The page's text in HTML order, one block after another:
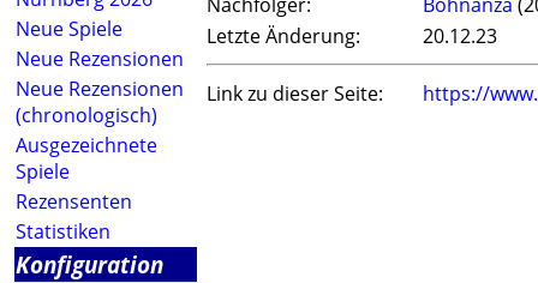
Neue Spiele
Neue Rezensionen
Neue Rezensionen
(chronologisch)
Ausgezeichnete
Spiele
Rezensenten
Statistiken
Konfiguration
Nachfolger:
Bohnanza
Letzte Änderung:
20.12.23
Link zu dieser Seite: https://